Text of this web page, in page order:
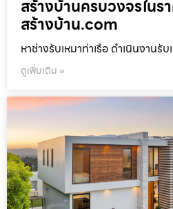
สร้างบ้านครบวงจรในร
สร้างบ้าน.com
หาช่างรับเหมาท่าเรือ ดำเนินงานรับ
ดูเพิ่มเติม »